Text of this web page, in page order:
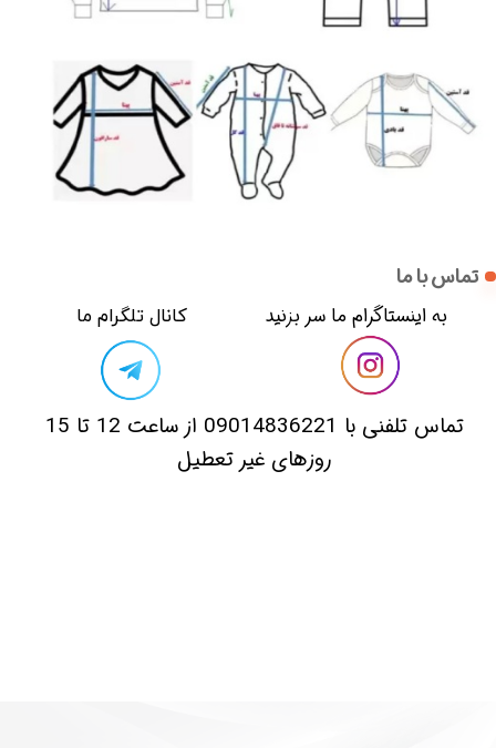
تماس با ما
​​به اینستاگرام ما سر بزنید​​​​​​​
​تماس تلفنی با 09014836221 از ساعت 12 تا 15
روزهای غیر تعطیل
​کانال تلگرام ما